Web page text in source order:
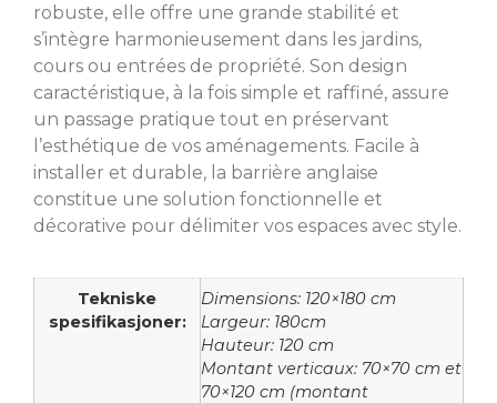
robuste, elle offre une grande stabilité et
s’intègre harmonieusement dans les jardins,
cours ou entrées de propriété. Son design
caractéristique, à la fois simple et raffiné, assure
un passage pratique tout en préservant
l’esthétique de vos aménagements. Facile à
installer et durable, la barrière anglaise
constitue une solution fonctionnelle et
décorative pour délimiter vos espaces avec style.
Tekniske
spesifikasjoner:
Dimensions: 120×180 cm
Largeur: 180cm
Hauteur: 120 cm
Montant verticaux: 70×70 cm et
70×120 cm (montant